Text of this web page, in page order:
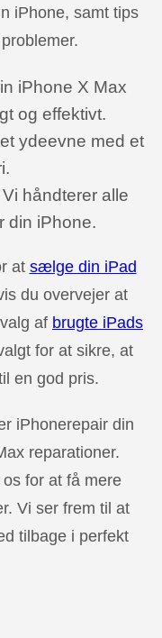
iPhone, samt tips
iPhone X Max
og effektivt.
ydeevne med et
håndterer alle
din iPhone.
at sælge din iPad
du overvejer at
af brugte iPads
for at sikre, at
en god pris.
iPhonerepair din
reparationer.
for at få mere
Vi ser frem til at
tilbage i perfekt